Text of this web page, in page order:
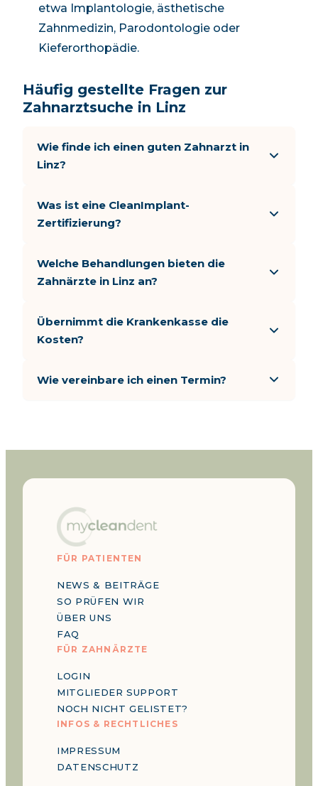
etwa Implantologie, ästhetische
Zahnmedizin, Parodontologie oder
Kieferorthopädie.
Häufig gestellte Fragen zur
Zahnarztsuche in Linz
Wie finde ich einen guten Zahnarzt in
Linz?
Was ist eine CleanImplant-
Zertifizierung?
Welche Behandlungen bieten die
Zahnärzte in Linz an?
Übernimmt die Krankenkasse die
Kosten?
Wie vereinbare ich einen Termin?
FÜR PATIENTEN
NEWS & BEITRÄGE
SO PRÜFEN WIR
ÜBER UNS
FAQ
FÜR ZAHNÄRZTE
LOGIN
MITGLIEDER SUPPORT
NOCH NICHT GELISTET?
INFOS & RECHTLICHES
IMPRESSUM
DATENSCHUTZ